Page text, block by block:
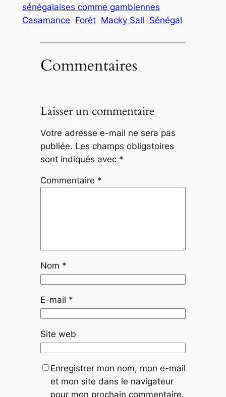
sénégalaises comme gambiennes
Casamance Forêt Macky Sall Sénégal
Commentaires
Laisser un commentaire
Votre adresse e-mail ne sera pas
publiée. Les champs obligatoires
sont indiqués avec *
Commentaire *
Nom *
E-mail *
Site web
Enregistrer mon nom, mon e-mail
et mon site dans le navigateur
pour mon prochain commentaire.